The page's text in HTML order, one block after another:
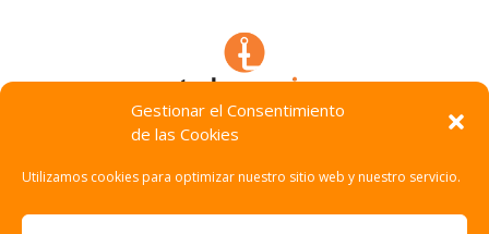
Gestionar el Consentimiento
de las Cookies
Utilizamos cookies para optimizar nuestro sitio web y nuestro servicio.
Technocracia © 2026. Todos Los Derechos Reservados.